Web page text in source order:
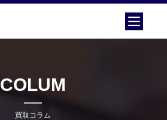
COLUM
買取コラム